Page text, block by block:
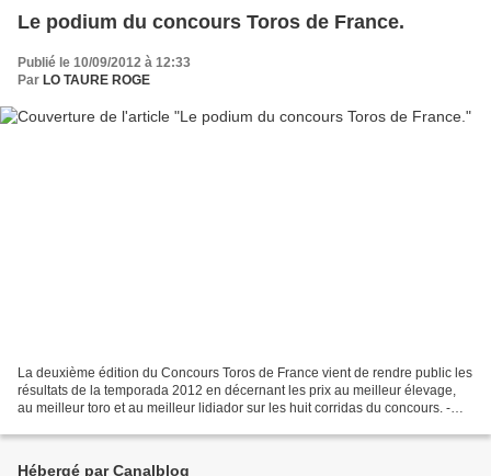
Le podium du concours Toros de France.
Publié le 10/09/2012 à 12:33
Par LO TAURE ROGE
La deuxième édition du Concours Toros de France vient de rendre public les
résultats de la temporada 2012 en décernant les prix au meilleur élevage,
au meilleur toro et au meilleur lidiador sur les huit corridas du concours. -
Hébergé par Canalblog